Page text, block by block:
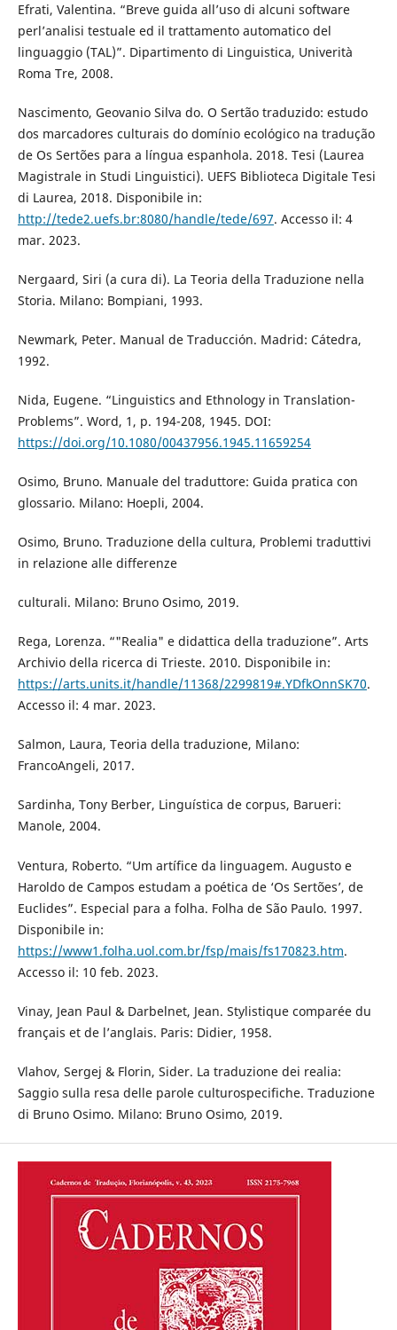
Efrati, Valentina. “Breve guida all’uso di alcuni software
perl’analisi testuale ed il trattamento automatico del
linguaggio (TAL)”. Dipartimento di Linguistica, Univerità
Roma Tre, 2008.
Nascimento, Geovanio Silva do. O Sertão traduzido: estudo
dos marcadores culturais do domínio ecológico na tradução
de Os Sertões para a língua espanhola. 2018. Tesi (Laurea
Magistrale in Studi Linguistici). UEFS Biblioteca Digitale Tesi
di Laurea, 2018. Disponibile in:
http://tede2.uefs.br:8080/handle/tede/697. Accesso il: 4
mar. 2023.
Nergaard, Siri (a cura di). La Teoria della Traduzione nella
Storia. Milano: Bompiani, 1993.
Newmark, Peter. Manual de Traducción. Madrid: Cátedra,
1992.
Nida, Eugene. “Linguistics and Ethnology in Translation-
Problems”. Word, 1, p. 194-208, 1945. DOI:
https://doi.org/10.1080/00437956.1945.11659254
Osimo, Bruno. Manuale del traduttore: Guida pratica con
glossario. Milano: Hoepli, 2004.
Osimo, Bruno. Traduzione della cultura, Problemi traduttivi
in relazione alle differenze
culturali. Milano: Bruno Osimo, 2019.
Rega, Lorenza. “"Realia" e didattica della traduzione”. Arts
Archivio della ricerca di Trieste. 2010. Disponibile in:
https://arts.units.it/handle/11368/2299819#.YDfkOnnSK70.
Accesso il: 4 mar. 2023.
Salmon, Laura, Teoria della traduzione, Milano:
FrancoAngeli, 2017.
Sardinha, Tony Berber, Linguística de corpus, Barueri:
Manole, 2004.
Ventura, Roberto. “Um artífice da linguagem. Augusto e
Haroldo de Campos estudam a poética de ‘Os Sertões’, de
Euclides”. Especial para a folha. Folha de São Paulo. 1997.
Disponibile in:
https://www1.folha.uol.com.br/fsp/mais/fs170823.htm.
Accesso il: 10 feb. 2023.
Vinay, Jean Paul & Darbelnet, Jean. Stylistique comparée du
français et de l’anglais. Paris: Didier, 1958.
Vlahov, Sergej & Florin, Sider. La traduzione dei realia:
Saggio sulla resa delle parole culturospecifiche. Traduzione
di Bruno Osimo. Milano: Bruno Osimo, 2019.